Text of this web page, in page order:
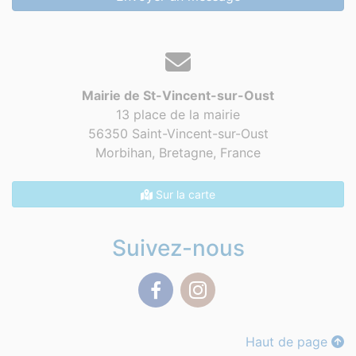
Mairie de St-Vincent-sur-Oust
13 place de la mairie
56350 Saint-Vincent-sur-Oust
Morbihan, Bretagne, France
Sur la carte
Suivez-nous
Haut de page